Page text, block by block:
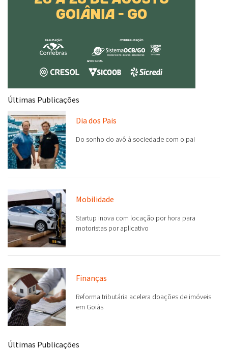
Últimas Publicações
Dia dos Pais
Do sonho do avô à sociedade com o pai
Mobilidade
Startup inova com locação por hora para
motoristas por aplicativo
Finanças
Reforma tributária acelera doações de imóveis
em Goiás
Últimas Publicações